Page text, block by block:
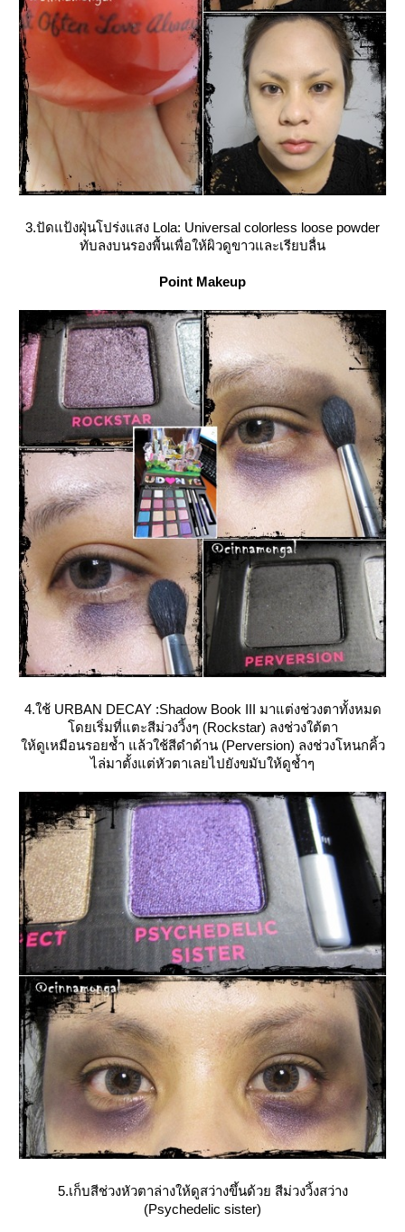
3.ปัดแป้งฝุ่นโปร่งแสง Lola: Universal colorless loose powder
ทับลงบนรองพื้นเพื่อให้ผิวดูขาวและเรียบลื่น
Point Makeup
4.ใช้ URBAN DECAY :Shadow Book III มาแต่งช่วงตาทั้งหมด
ดยเริ่มที่แตะสีม่วงวิ้งๆ (Rockstar) ลงช่วงใต้ตา
ห้ดูเหมือนรอยช้ำ แล้วใช้สีดำด้าน (Perversion) ลงช่วงโหนกคิ้ว
ไล่มาตั้งแต่หัวตาเลยไปยังขมับให้ดูช้ำๆ
5.เก็บสีช่วงหัวตาล่างให้ดูสว่างขึ้นด้วย สีม่วงวิ้งสว่าง
(Psychedelic sister)